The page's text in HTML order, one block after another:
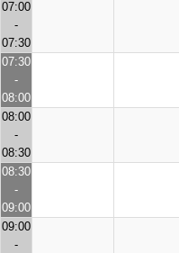
07:00
-
07:30
07:30
-
08:00
08:00
-
08:30
08:30
-
09:00
09:00
-